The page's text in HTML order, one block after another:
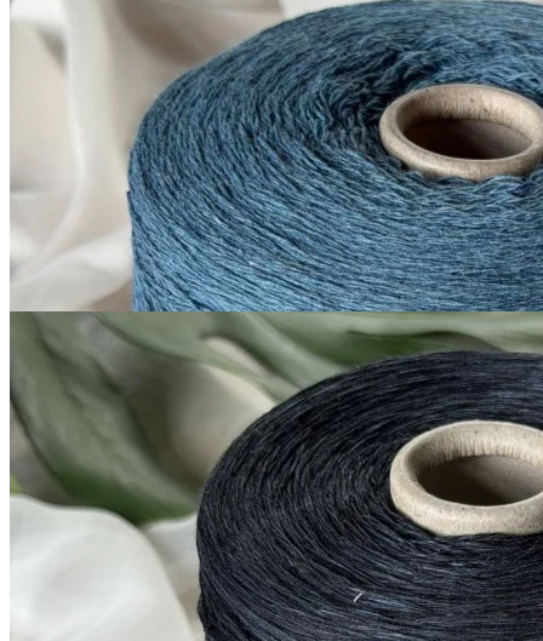
В наличии 7800
Millefili
кашемир 30%, меринос экстрафайн
суперджилонг 70%
750 м/100 глазурный
1 050₽
за 100 г
Купить
В наличии 862 гр
G&G Filati
Silk Linen
шёлк 30%, лён 70%, пайетки
550 м/100 гневи
1 300₽
за 100 г
Купить